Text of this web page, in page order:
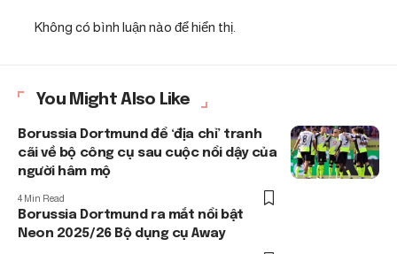
Không có bình luận nào để hiển thị.
You Might Also Like
Borussia Dortmund để ‘địa chỉ’ tranh
cãi về bộ công cụ sau cuộc nổi dậy của
người hâm mộ
4 Min Read
Borussia Dortmund ra mắt nổi bật
Neon 2025/26 Bộ dụng cụ Away